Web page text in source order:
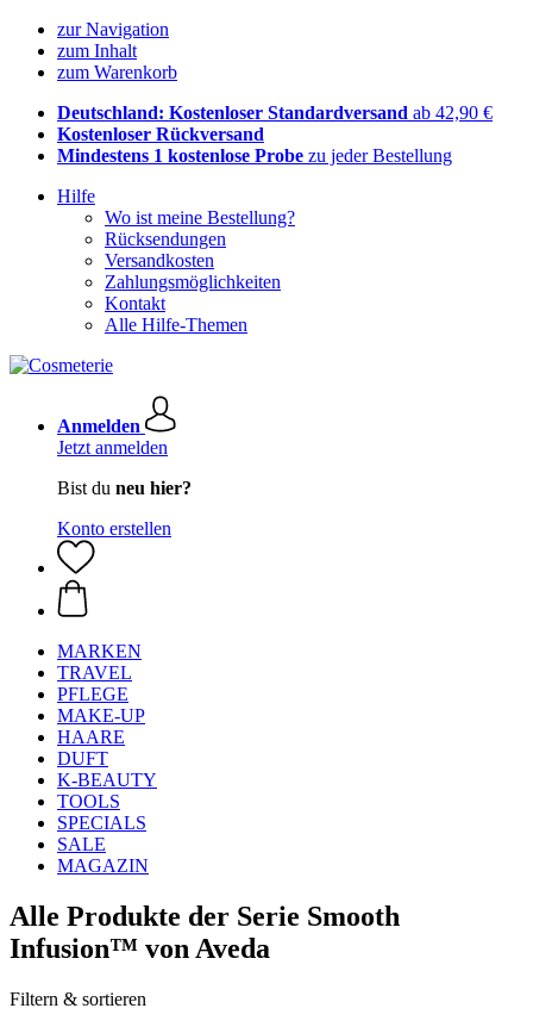
zur Navigation
zum Inhalt
zum Warenkorb
Deutschland: Kostenloser Standardversand ab 42,90 €
Kostenloser Rückversand
Mindestens 1 kostenlose Probe zu jeder Bestellung
Hilfe
Wo ist meine Bestellung?
Rücksendungen
Versandkosten
Zahlungsmöglichkeiten
Kontakt
Alle Hilfe-Themen
Anmelden
Jetzt anmelden
Bist du neu hier?
Konto erstellen
MARKEN
TRAVEL
PFLEGE
MAKE-UP
HAARE
DUFT
K-BEAUTY
TOOLS
SPECIALS
SALE
MAGAZIN
Alle Produkte der Serie Smooth
Infusion™ von Aveda
Filtern & sortieren